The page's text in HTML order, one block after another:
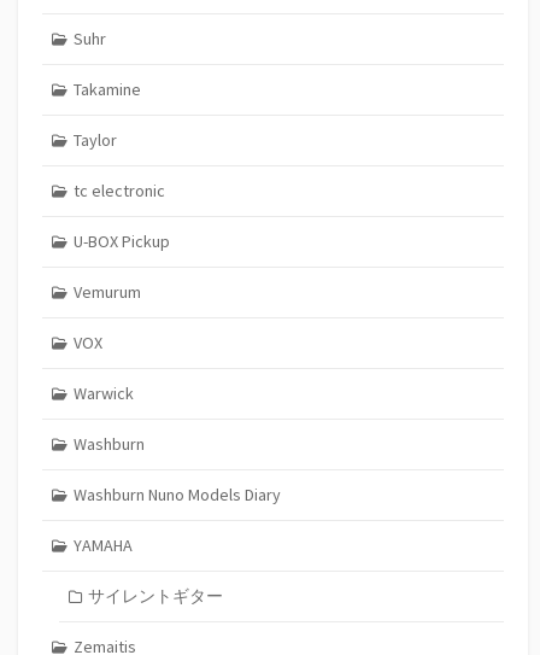
Suhr
Takamine
Taylor
tc electronic
U-BOX Pickup
Vemurum
VOX
Warwick
Washburn
Washburn Nuno Models Diary
YAMAHA
サイレントギター
Zemaitis